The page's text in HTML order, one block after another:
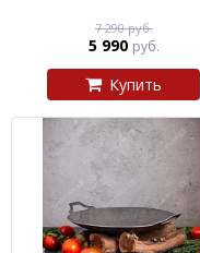
7 290 руб.
5 990 руб.
Купить